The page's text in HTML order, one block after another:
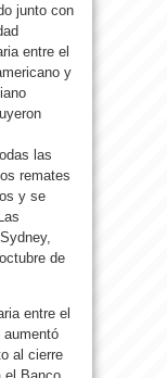
junto con
entre el
y
las
remates
y se
de
entre el
aumentó
al cierre
el Banco